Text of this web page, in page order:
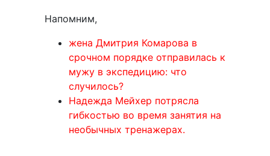
Напомним,
жена Дмитрия Комарова в
срочном порядке отправилась к
мужу в экспедицию: что
случилось?
Надежда Мейхер потрясла
гибкостью во время занятия на
необычных тренажерах.